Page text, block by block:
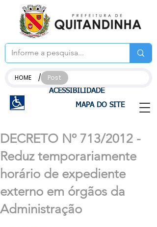
ACESSIBILIDADE
MAPA DO SITE
HOME / Post
DECRETO Nº 713/2012 -
Reduz temporariamente
horário de expediente
externo em órgãos da
Administração